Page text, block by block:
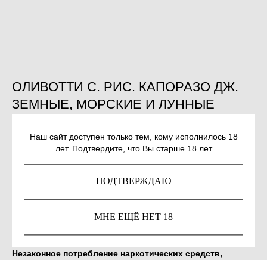
Наш сайт доступен только тем, кому исполнилось 18
лет. Подтвердите, что Вы старше 18 лет
ПОДТВЕРЖДАЮ
МНЕ ЕЩЁ НЕТ 18
ОЛИВОТТИ С. РИС. КАПОРАЗО ДЖ.
ЗЕМНЫЕ, МОРСКИЕ И ЛУННЫЕ
МЮНХАУЗЕНА
978-5-907483-82-8
КУПИТЬ
Незаконное потребление наркотических средств,